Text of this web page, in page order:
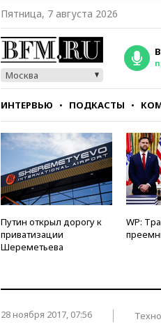
Пятница, 7 августа 2026
Москва
ИНТЕРВЬЮ ПОДКАСТЫ
СТИЛЬ ТЕСТЫ
Путин открыл дорогу к
приватизации
Шереметьева
WP:
28 ноября 2017, 07:56